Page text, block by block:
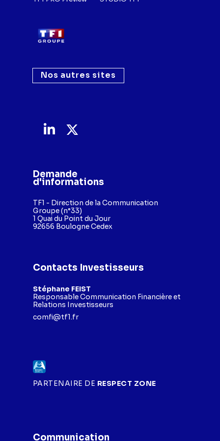
Contacts Investisseurs
Stéphane FEIST
Responsable Communication Financière et
Relations Investisseurs
comfi@tf1.fr
Demande
d'informations
TF1 - Direction de la Communication
Groupe (n°33)
1 Quai du Point du Jour
92656 Boulogne Cedex
PARTENAIRE DE RESPECT ZONE
Nos autres sites
Communication